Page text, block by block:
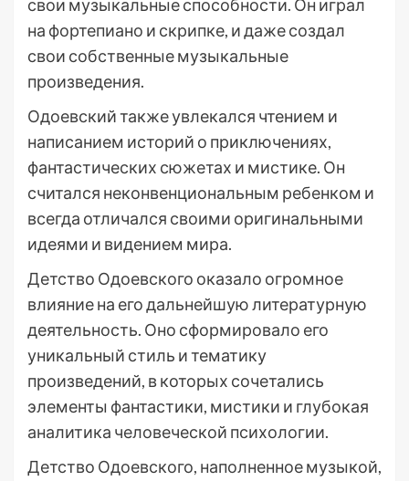
свои музыкальные способности. Он играл
на фортепиано и скрипке, и даже создал
свои собственные музыкальные
произведения.
Одоевский также увлекался чтением и
написанием историй о приключениях,
фантастических сюжетах и мистике. Он
считался неконвенциональным ребенком и
всегда отличался своими оригинальными
идеями и видением мира.
Детство Одоевского оказало огромное
влияние на его дальнейшую литературную
деятельность. Оно сформировало его
уникальный стиль и тематику
произведений, в которых сочетались
элементы фантастики, мистики и глубокая
аналитика человеческой психологии.
Детство Одоевского, наполненное музыкой,